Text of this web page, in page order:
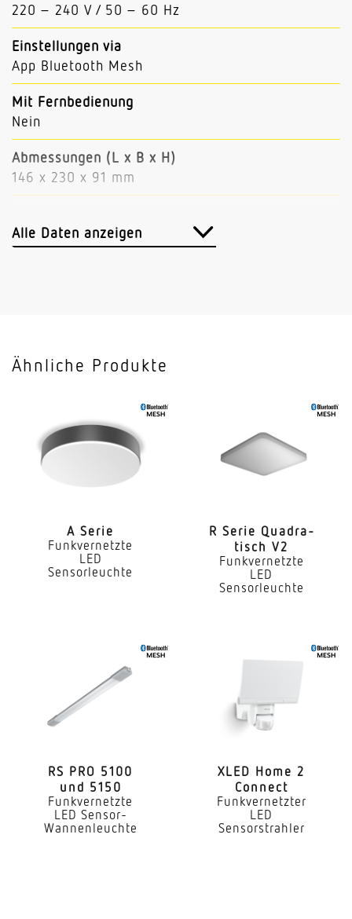
220 – 240 V / 50 – 60 Hz
Einstellungen via
App Bluetooth Mesh
Mit Fernbedienung
Nein
Abmessungen (L x B x H)
146 x 230 x 91 mm
iHF (Intelligente Hochfrequenz-Technik)
Master/Master Master/Slave
Sendereichweite
30 m
Vernetzung via
Slavebetrieb einstellbar
Garten Hauseingang Hof & Einfahrt Rund ums
Haus Terrasse / Balkon
Montageart
Aufputz
Alle Daten anzeigen
Ähnliche Produkte
A Serie
Funkvernetzte
LED
Sensorleuchte
R Serie Quadra­
tisch V2
Funkvernetzte
LED
Sensorleuchte
RS PRO 5100
und 5150
Funkvernetzte
LED Sensor-
Wannenleuchte
XLED Home 2
Connect
Funkvernetzter
LED
Sensorstrahler